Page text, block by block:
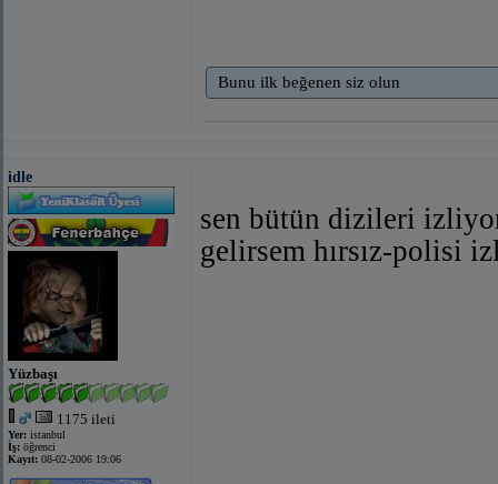
Bunu ilk beğenen siz olun
idle
Yüzbaşı
1175 ileti
Yer: istanbul
İş: öğrenci
Kayıt: 08-02-2006 19:06
sen bütün dizileri
gelirsem hırsız-polisi